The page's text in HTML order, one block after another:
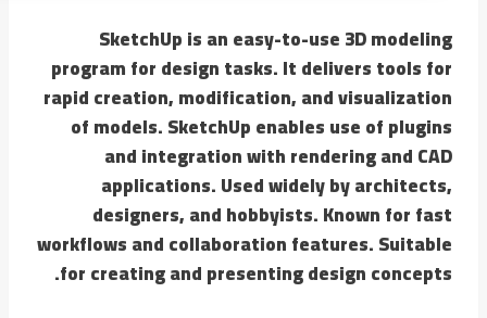
SketchUp is an easy-to-use 3D modeling
program for design tasks. It delivers tools for
rapid creation, modification, and visualization
of models. SketchUp enables use of plugins
and integration with rendering and CAD
applications. Used widely by architects,
designers, and hobbyists. Known for fast
workflows and collaboration features. Suitable
for creating and presenting design concepts.